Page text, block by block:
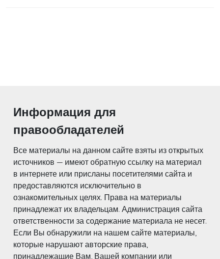
Информация для
правообладателей
Все материалы на данном сайте взяты из открытых
источников — имеют обратную ссылку на материал
в интернете или присланы посетителями сайта и
предоставляются исключительно в
ознакомительных целях. Права на материалы
принадлежат их владельцам. Администрация сайта
ответственности за содержание материала не несет.
Если Вы обнаружили на нашем сайте материалы,
которые нарушают авторские права,
принадлежащие Вам, Вашей компании или